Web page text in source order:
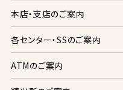
本店・支店のご案内
各センター・SSのご案内
ATMのご案内